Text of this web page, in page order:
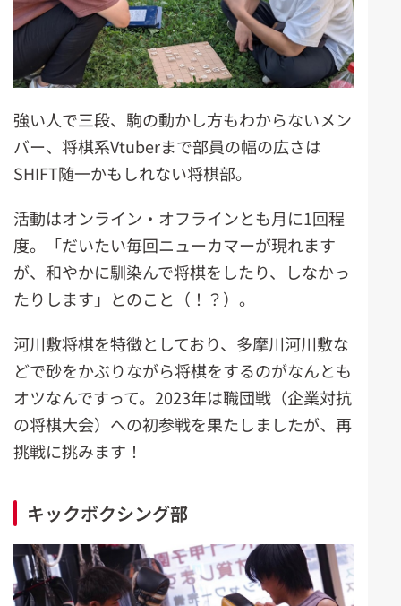
強い人で三段、駒の動かし方もわからないメン
バー、将棋系Vtuberまで部員の幅の広さは
SHIFT随一かもしれない将棋部。
活動はオンライン・オフラインとも月に1回程
度。「だいたい毎回ニューカマーが現れます
が、和やかに馴染んで将棋をしたり、しなかっ
たりします」とのこと（！？）。
河川敷将棋を特徴としており、多摩川河川敷な
どで砂をかぶりながら将棋をするのがなんとも
オツなんですって。2023年は職団戦（企業対抗
の将棋大会）への初参戦を果たしましたが、再
挑戦に挑みます！
キックボクシング部